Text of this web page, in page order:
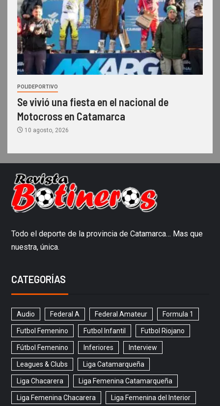
POLIDEPORTIVO
Se vivió una fiesta en el nacional de
Motocross en Catamarca
10 agosto, 2026
Todo el deporte de la provincia de Catamarca… Mas que
nuestra, única.
CATEGORÍAS
Audio Federal A Federal Amateur Formula 1
Futbol Femenino Futbol Infantil Futbol Riojano
Fútbol Femenino Inferiores Interview
Leagues & Clubs Liga Catamarqueña
Liga Chacarera Liga Femenina Catamarqueña
Liga Femenina Chacarera Liga Femenina del Interior